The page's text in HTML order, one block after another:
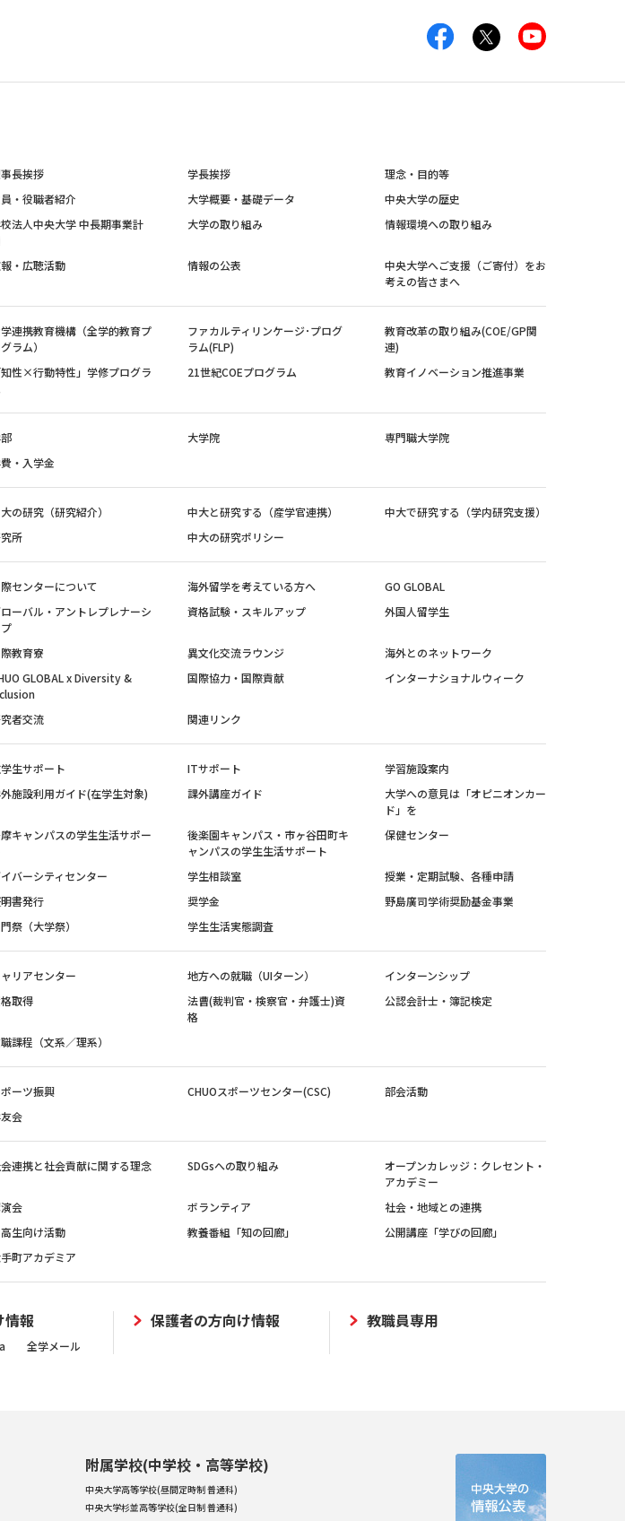
長挨拶 学長挨拶
理念・目的等
・役職者紹介
大学概要・基礎データ
中央大学の歴史
法人中央大学 中長期事業計
大学の取り組み 情報環境への取り組み
・広聴活動 情報の公表
中央大学へご支援（ご寄付）をお
考えの皆さまへ
連携教育機構（全学的教育プ
ラム）
ファカルティリンケージ･プログ
ラム(FLP)
教育改革の取り組み(COE/GP関
連)
知性×行動特性」学修プログラ
21世紀COEプログラム 教育イノベーション推進事業
大学院
専門職大学院
・入学金
の研究（研究紹介） 中大と研究する（産学官連携）
中大で研究する（学内研究支援）
所
中大の研究ポリシー
センターについて 海外留学を考えている方へ
GO GLOBAL
ーバル・アントレプレナーシ
資格試験・スキルアップ 外国人留学生
教育寮 異文化交流ラウンジ
海外とのネットワーク
GLOBAL x Diversity &
国際協力・国際貢献 インターナショナルウィーク
者交流 関連リンク
生サポート ITサポート
学習施設案内
施設利用ガイド(在学生対象)
課外講座ガイド
大学への意見は「オピニオンカー
ド」を
キャンパスの学生生活サポー
後楽園キャンパス・市ヶ谷田町キ
ャンパスの学生生活サポート
保健センター
バーシティセンター 学生相談室
授業・定期試験、各種申請
書発行
奨学金
野島廣司学術奨励基金事業
祭（大学祭）
学生生活実態調査
リアセンター 地方への就職（UIターン）
インターンシップ
取得
法曹(裁判官・検察官・弁護士)資
格
公認会計士・簿記検定
課程（文系／理系）
ーツ振興 CHUOスポーツセンター(CSC)
部会活動
会
連携と社会貢献に関する理念 SDGsへの取り組み
オープンカレッジ：クレセント・
アカデミー
会
ボランティア
社会・地域との連携
生向け活動
教養番組「知の回廊」
公開講座「学びの回廊」
町アカデミア
情報
全学メール
保護者の方向け情報 教職員専用
附属学校(中学校・高等学校)
中央大学高等学校(昼間定時制 普通科)
中央大学杉並高等学校(全日制 普通科)